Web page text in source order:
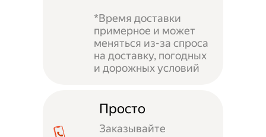
*Время доставки
примерное и может
меняться из-за спроса
на доставку, погодных
и дорожных условий
Просто
Заказывайте